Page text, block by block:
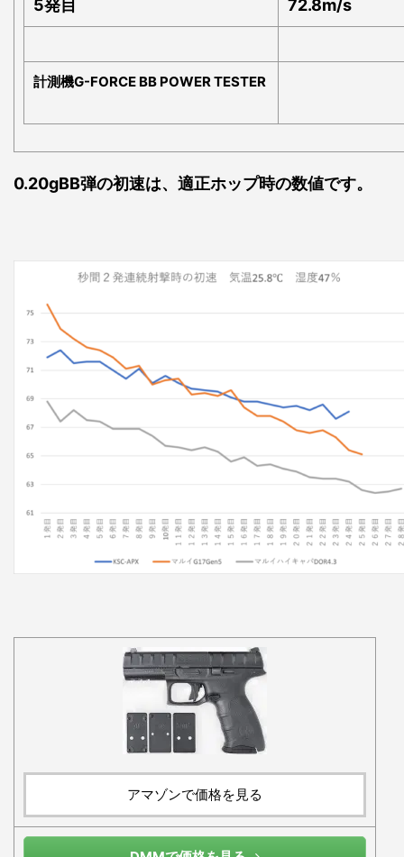
5発目 72.8m/s
計測機G-FORCE BB POWER TESTER
0.20gBB弾の初速は、適正ホップ時の数値です。
アマゾンで価格を見る